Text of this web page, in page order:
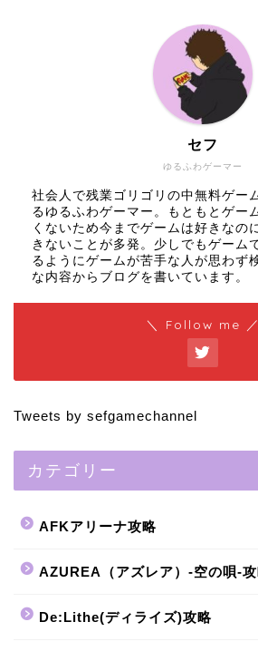
ゆるふわゲーマー
セフ
社会人で残業ゴリゴリの中無料ゲー
るゆるふわゲーマー。もともとゲー
くないため今までゲームは好きなの
きないことが多発。少しでもゲーム
るようにゲームが苦手な人が思わず
な内容からブログを書いています。
＼ Follow me ／
Tweets by sefgamechannel
カテゴリー
AFKアリーナ攻略
AZUREA（アズレア）-空の唄-
De:Lithe(ディライズ)攻略